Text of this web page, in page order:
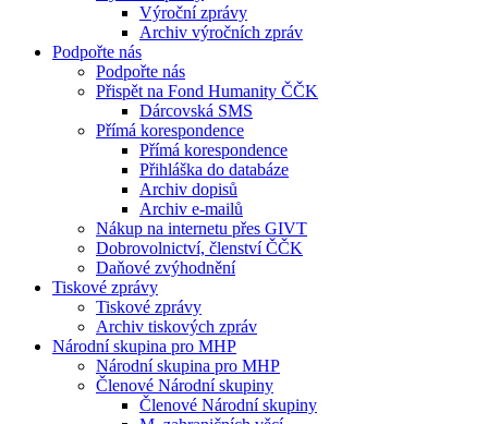
Výroční zprávy
Archiv výročních zpráv
Podpořte nás
Podpořte nás
Přispět na Fond Humanity ČČK
Dárcovská SMS
Přímá korespondence
Přímá korespondence
Přihláška do databáze
Archiv dopisů
Archiv e-mailů
Nákup na internetu přes GIVT
Dobrovolnictví, členství ČČK
Daňové zvýhodnění
Tiskové zprávy
Tiskové zprávy
Archiv tiskových zpráv
Národní skupina pro MHP
Národní skupina pro MHP
Členové Národní skupiny
Členové Národní skupiny